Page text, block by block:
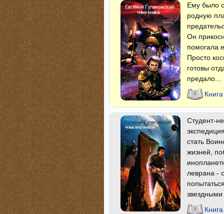
Ему было
родную
Он
помогала
Просто
готовы
предало...
Студент-
стать
жизней,
леврана -